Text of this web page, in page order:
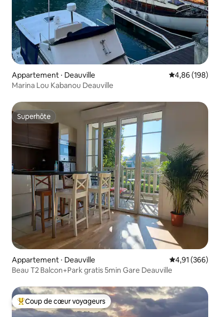
Appartement ⋅ Deauville Évaluation
4,86 (198)
Marina Lou Kabanou Deauville
Superhôte
Superhôte
Appartement ⋅ Deauville Évaluation
4,91 (366)
Beau T2 Balcon+Park gratis 5min Gare Deauville
Coups de cœur voyageurs les plus appréciés
Coup de cœur voyageurs